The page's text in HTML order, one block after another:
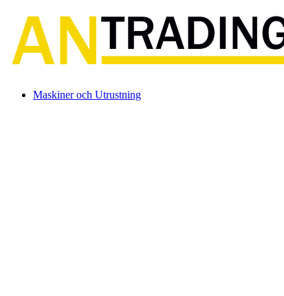
Maskiner och Utrustning